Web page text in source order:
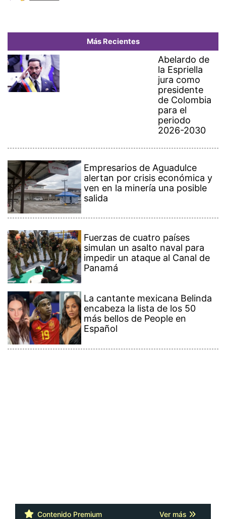
Más Recientes
Abelardo de
la Espriella
jura como
presidente
de Colombia
para el
periodo
2026-2030
Empresarios de Aguadulce
alertan por crisis económica y
ven en la minería una posible
salida
Fuerzas de cuatro países
simulan un asalto naval para
impedir un ataque al Canal de
Panamá
La cantante mexicana Belinda
encabeza la lista de los 50
más bellos de People en
Español
Contenido Premium Ver más